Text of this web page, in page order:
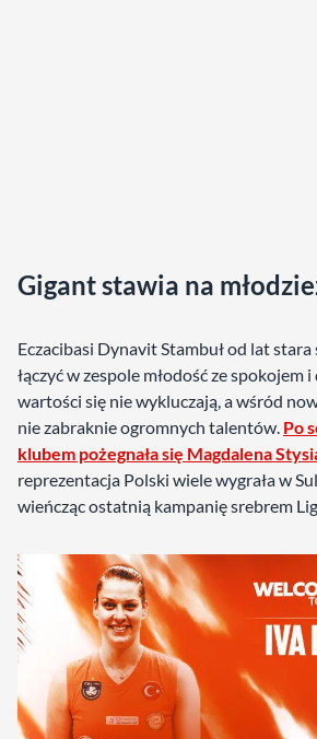
Gigant stawia na
Eczacibasi Dynavit Stambuł od lat stara
łączyć w zespole młodość ze spokojem
wartości się nie wykluczają, a wśród
nie zabraknie ogromnych talentów. Po
klubem pożegnała się Magdalena
reprezentacja Polski wiele wygrała w
wieńcząc ostatnią kampanię srebrem